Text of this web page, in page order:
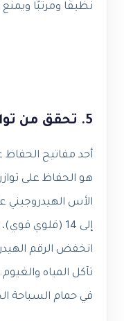
نظيفًا ومرتبًا
5. تحقق من توازن الأس الهيدروجيني
أحد مفاتيح
هو الحفاظ على
في حمام السباحة